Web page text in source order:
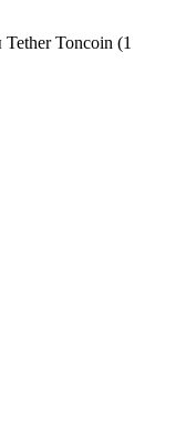
Toncoin (1